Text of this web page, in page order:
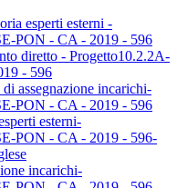
esperti esterni -
PON - CA - 2019 - 596
diretto - Progetto10.2.2A-
- 596
assegnazione incarichi-
PON - CA - 2019 - 596
esterni-
PON - CA - 2019 - 596-
incarichi-